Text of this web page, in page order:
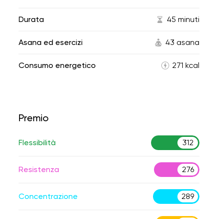
Durata 45 minuti
Asana ed esercizi 43 asana
Consumo energetico 271 kcal
Premio
Flessibilità 312
Resistenza 276
Concentrazione 289